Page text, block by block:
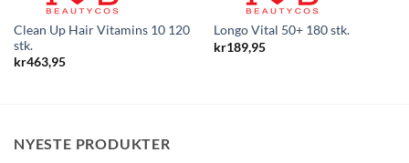
Clean Up Hair Vitamins 10 120
stk.
kr463,95
Longo Vital 50+ 180 stk.
kr189,95
NYESTE PRODUKTER